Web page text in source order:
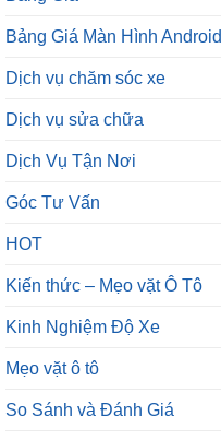
Bảng Giá Màn Hình Android
Dịch vụ chăm sóc xe
Dịch vụ sửa chữa
Dịch Vụ Tận Nơi
Góc Tư Vấn
HOT
Kiến thức – Mẹo vặt Ô Tô
Kinh Nghiệm Độ Xe
Mẹo vặt ô tô
So Sánh và Đánh Giá